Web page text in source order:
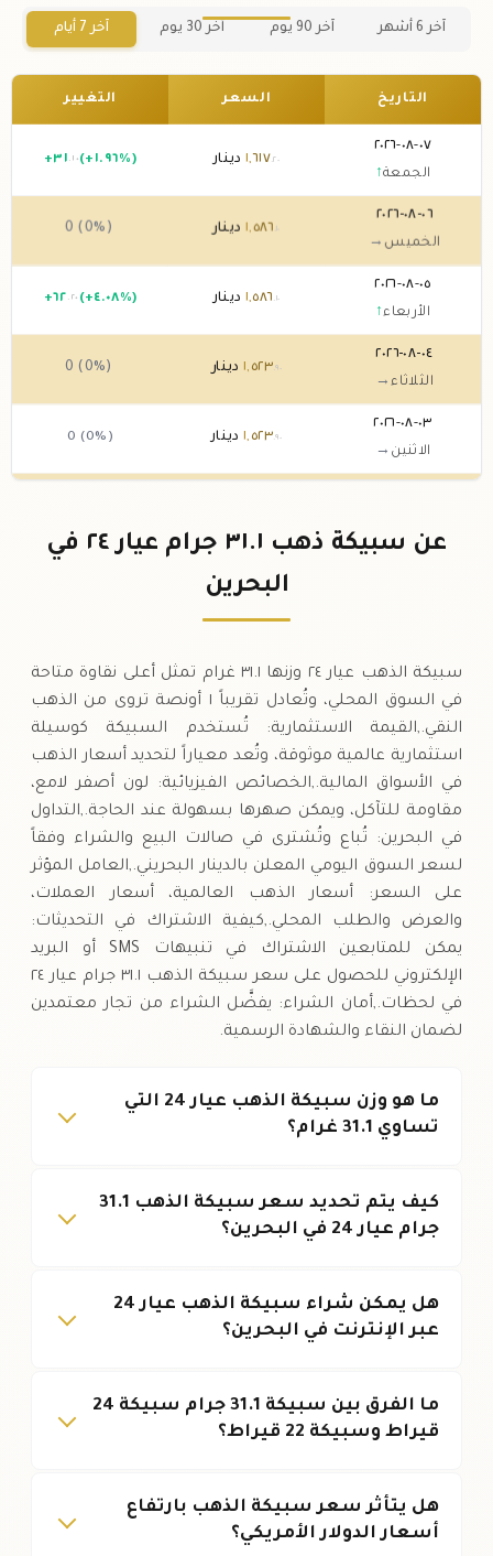
آخر 6 أشهر آخر 90 يوم آخر 30 يوم آخر 7 أيام
التاريخ السعر التغيير
٠٧-٠٨-٢٠٢٦
الجمعة↑
١,٦١٧.٢٠ دينار +٣١ .١٠ (+١.٩٦%)
٠٦-٠٨-٢٠٢٦
الخميس →
١,٥٨٦ .١٠ دينار 0 (0%)
٠٥-٠٨-٢٠٢٦
الأربعاء↑
١,٥٨٦ .١٠ دينار +٦٢ .٢٠ (+٤.٠٨%)
٠٤-٠٨-٢٠٢٦
الثلاثاء→
١, ٥٢٣ .٩٠ دينار 0 (0%)
٠٣-٠٨-٢٠٢٦
الاثنين →
١,٥٢٣.٩٠ دينار 0 (0%)
,٥٢٣ .٩٠ دينار
عن سبيكة ذهب ٣١.١ جرام عيار ٢٤ في
البحرين
سبيكة الذهب عيار ٢٤ وزنها ٣١.١ غرام تمثل أعلى نقاوة متاحة
في السوق المحلي، وتُعادل تقريباً ١ أونصة تروى من الذهب
النقي.,القيمة الاستثمارية: تُستخدم السبيكة كوسيلة
استثمارية عالمية موثوقة، وتُعد معياراً لتحديد أسعار الذهب
في الأسواق المالية.,الخصائص الفيزيائية: لون أصفر لامع،
مقاومة للتآكل، ويمكن صهرها بسهولة عند الحاجة.,التداول
في البحرين: تُباع وتُشترى في صالات البيع والشراء وفقاً
لسعر السوق اليومي المعلن بالدينار البحريني.,العامل المؤثر
على السعر: أسعار الذهب العالمية، أسعار العملات،
والعرض والطلب المحلي.,كيفية الاشتراك في التحديثات:
يمكن للمتابعين الاشتراك في تنبيهات SMS أو البريد
الإلكتروني للحصول على سعر سبيكة الذهب ٣١.١ جرام عيار ٢٤
في لحظات.,أمان الشراء: يفضَّل الشراء من تجار معتمدين
لضمان النقاء والشهادة الرسمية.
ما هو وزن سبيكة الذهب عيار 24 التي
تساوي 31.1 غرام؟
كيف يتم تحديد سعر سبيكة الذهب 31.1
جرام عيار 24 في البحرين؟
هل يمكن شراء سبيكة الذهب عيار 24
عبر الإنترنت في البحرين؟
ما الفرق بين سبيكة 31.1 جرام سبيكة 24
قيراط وسبيكة 22 قيراط؟
هل يتأثر سعر سبيكة الذهب بارتفاع
أسعار الدولار الأمريكي؟